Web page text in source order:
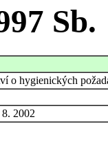
Sb.
o hygienických
2002